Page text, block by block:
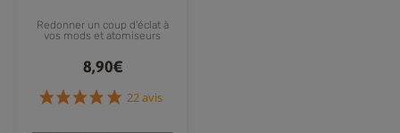
Redonner un coup d'éclat à
vos mods et atomiseurs
8,90€